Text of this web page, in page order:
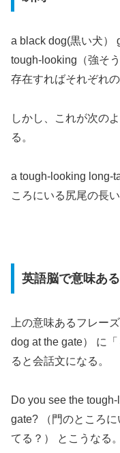
a black dog(黒い犬）
tough-looking（強そ
存在すればそれぞれ
しかし、これが次の
る。
a tough-looking long-
ころにいる尻尾の長
英語脳で意味あ
上の意味あるフレー
dog at the gate） に
ると会話文になる。
Do you see the
gate? （門のところ
てる？） とこうなる。